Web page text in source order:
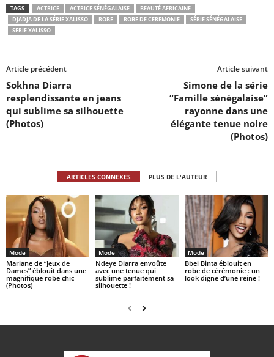
TAGS ACTRICE ACTRICE SÉNÉGALAISE
BEAUTÉ AFRICAINE
DJADJA DE LA SÉRIE XALISSO
ROBE ROBE DE CEREMONIE
SÉRIE SÉNÉGALAISE
SERIE XALISSO
Article précédent
Sokhna Diarra
resplendissante en jeans
qui sublime sa silhouette
(Photos)
Article suivant
Simone de la série
“Famille sénégalaise”
rayonne dans une
élégante tenue noire
(Photos)
ARTICLES CONNEXES PLUS DE L'AUTEUR
Mode
Mariane de “Jeux de
Dames” éblouit dans une
magnifique robe chic
(Photos)
Mode
Ndeye Diarra envoûte
avec une tenue qui
sublime parfaitement sa
silhouette !
Mode
Bbei Binta éblouit en
robe de cérémonie : un
look digne d’une reine !